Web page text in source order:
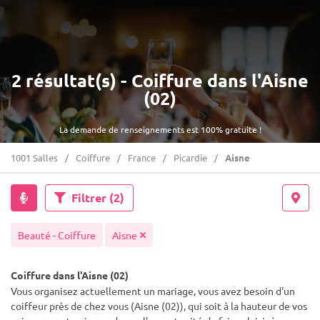
La demande de renseignements est 100% gratuite !
2 résultat(s) - Coiffure dans l'Aisne
(02)
1001 Salles Coiffure France Picardie Aisne
Filtrer (2)
Beauté - Coiffure Aisne
Coiffure dans l'Aisne (02)
Vous organisez actuellement un mariage, vous avez besoin d'un
coiffeur près de chez vous (Aisne (02)), qui soit à la hauteur de vos